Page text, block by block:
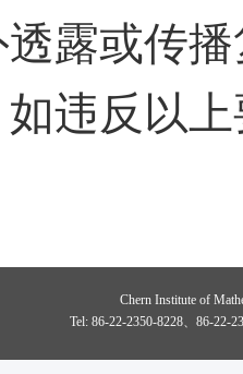
露或传
违反以
Chern Institute of
Tel: 86-22-2350-8228、86-22-